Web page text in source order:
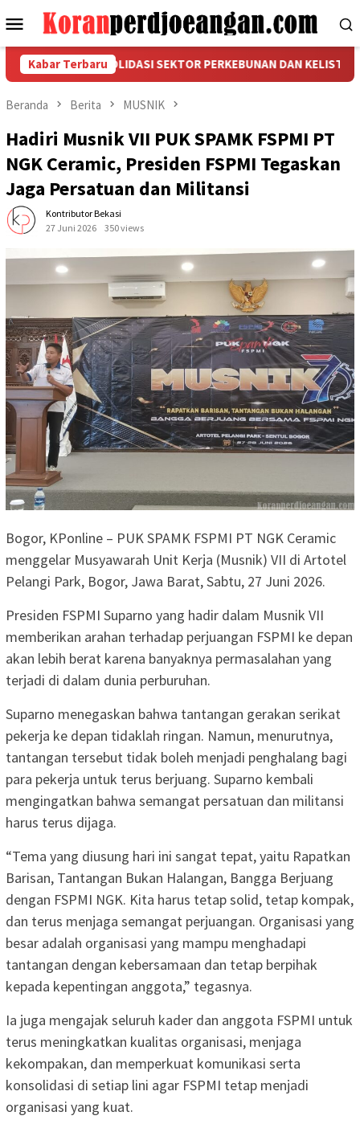
ke
Menu
Mobile
Kabar Terbaru
KONSOLIDASI SEKTOR PERKEBUNAN DAN KELISTRIKAN DI
Beranda Berita MUSNIK
Hadiri Musnik VII PUK SPAMK FSPMI PT
NGK Ceramic, Presiden FSPMI Tegaskan
Jaga Persatuan dan Militansi
Kontributor Bekasi
27 Juni 2026
350 views
Bogor, KPonline – PUK SPAMK FSPMI PT NGK Ceramic
menggelar Musyawarah Unit Kerja (Musnik) VII di Artotel
Pelangi Park, Bogor, Jawa Barat, Sabtu, 27 Juni 2026.
Presiden FSPMI Suparno yang hadir dalam Musnik VII
memberikan arahan terhadap perjuangan FSPMI ke depan
akan lebih berat karena banyaknya permasalahan yang
terjadi di dalam dunia perburuhan.
Suparno menegaskan bahwa tantangan gerakan serikat
pekerja ke depan tidaklah ringan. Namun, menurutnya,
tantangan tersebut tidak boleh menjadi penghalang bagi
para pekerja untuk terus berjuang. Suparno kembali
mengingatkan bahwa semangat persatuan dan militansi
harus terus dijaga.
“Tema yang diusung hari ini sangat tepat, yaitu Rapatkan
Barisan, Tantangan Bukan Halangan, Bangga Berjuang
dengan FSPMI NGK. Kita harus tetap solid, tetap kompak,
dan terus menjaga semangat perjuangan. Organisasi yang
besar adalah organisasi yang mampu menghadapi
tantangan dengan kebersamaan dan tetap berpihak
kepada kepentingan anggota,” tegasnya.
Ia juga mengajak seluruh kader dan anggota FSPMI untuk
terus meningkatkan kualitas organisasi, menjaga
kekompakan, dan memperkuat komunikasi serta
konsolidasi di setiap lini agar FSPMI tetap menjadi
organisasi yang kuat.